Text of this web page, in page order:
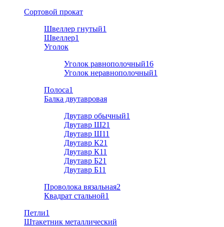
Cортовой прокат
Швеллер гнутый1
Швеллер1
Уголок
Уголок равнополочный16
Уголок неравнополочный1
Полоса1
Балка двутавровая
Двутавр обычный1
Двутавр Ш21
Двутавр Ш11
Двутавр К21
Двутавр К11
Двутавр Б21
Двутавр Б11
Проволока вязальная2
Квадрат стальной1
Петли1
Штакетник металлический